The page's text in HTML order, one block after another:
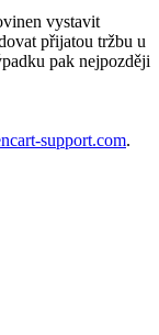
vystavit
přijatou tržbu u
pak nejpozději
support.com.